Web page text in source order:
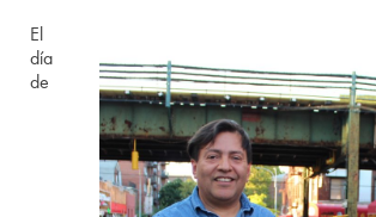
El
día
de